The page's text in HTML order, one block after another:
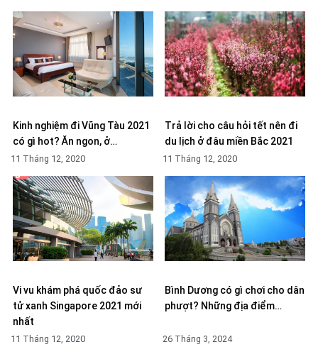
Kinh nghiệm đi Vũng Tàu 2021
có gì hot? Ăn ngon, ở…
11 Tháng 12, 2020
Trả lời cho câu hỏi tết nên đi
du lịch ở đâu miền Bắc 2021
11 Tháng 12, 2020
Vi vu khám phá quốc đảo sư
tử xanh Singapore 2021 mới
nhất
11 Tháng 12, 2020
Bình Dương có gì chơi cho dân
phượt? Những địa điểm…
26 Tháng 3, 2024